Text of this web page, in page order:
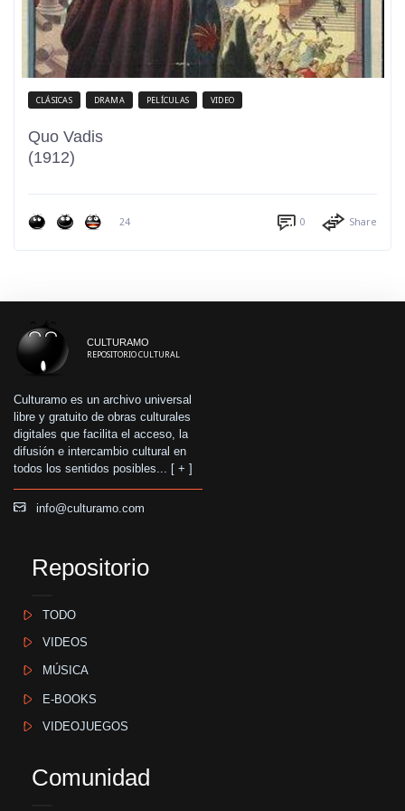
CLÁSICAS DRAMA PELÍCULAS VIDEO
Quo Vadis
(1912)
24 0 Share
CULTURAMO
REPOSITORIO CULTURAL
Culturamo es un archivo universal
libre y gratuito de obras culturales
digitales que facilita el acceso, la
difusión e intercambio cultural en
todos los sentidos posibles... [ + ]
info@culturamo.com
Repositorio
TODO
VIDEOS
MÚSICA
E-BOOKS
VIDEOJUEGOS
Comunidad